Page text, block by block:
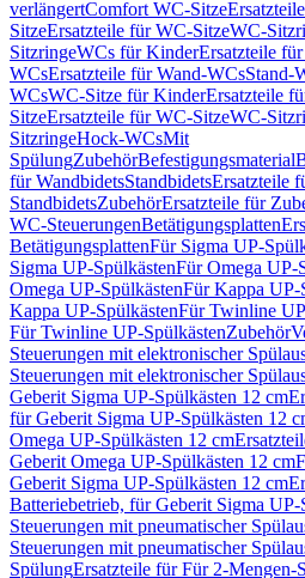
verlängertComfort WC-Sitze
SitzeErsatzteile für WC-SitzeWC-
SitzringeWCs für KinderErsatzteile
WCsErsatzteile für Wand-WCsStand-
WCsWC-Sitze für KinderErsatzteile
SitzeErsatzteile für WC-SitzeWC-
SitzringeHock-WCsMit
SpülungZubehörBefestigungsmaterial
für WandbidetsStandbidetsErsatzteile
StandbidetsZubehörErsatzteile für
WC-SteuerungenBetätigungsplatten
BetätigungsplattenFür Sigma UP-
Sigma UP-SpülkästenFür Omega UP-
Omega UP-SpülkästenFür Kappa UP-
Kappa UP-SpülkästenFür Twinline
Für Twinline UP-SpülkästenZubehör
Steuerungen mit elektronischer
Steuerungen mit elektronischer
Geberit Sigma UP-Spülkästen 12 cm
für Geberit Sigma UP-Spülkästen 12
Omega UP-Spülkästen 12 cm
Geberit Omega UP-Spülkästen 12 cm
Geberit Sigma UP-Spülkästen 12 cm
Batteriebetrieb, für Geberit Sigma UP-
Steuerungen mit pneumatischer
Steuerungen mit pneumatischer
SpülungErsatzteile für Für 2-Mengen-